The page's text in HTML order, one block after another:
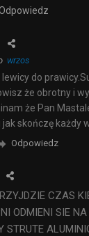
wrzos
do
że obrotny i
że Pan
skończę każdy
Odpowiedz
CZAS
ODMIENI SIE
STRUTE